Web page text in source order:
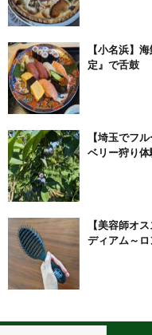
【小名浜】
定』で舌鼓
【埼玉でフ
ベリー狩り体
【美容師オ
ディアム～